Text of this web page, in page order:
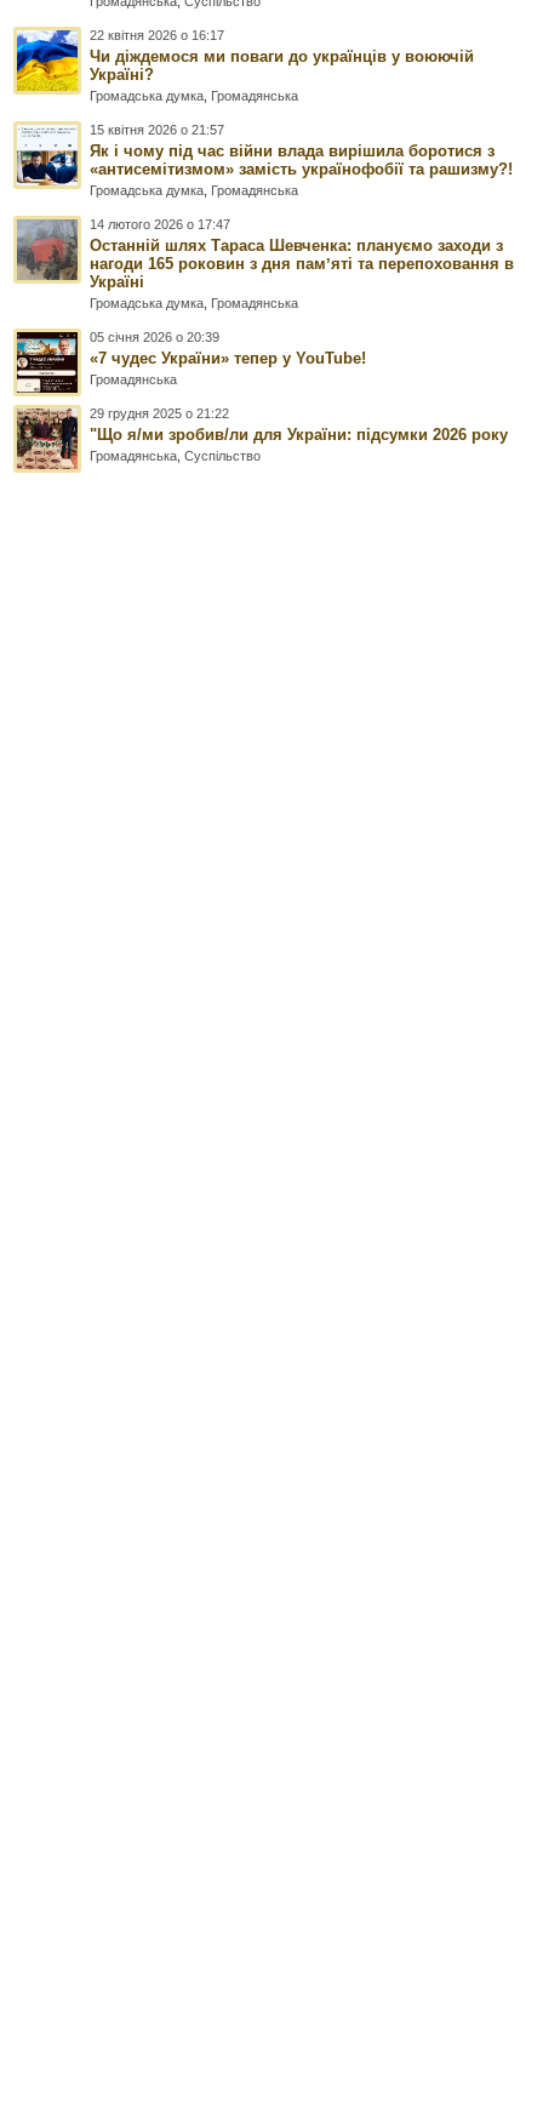
22 квітня 2026 о 16:17
Чи діждемося ми поваги до українців у воюючій
Україні?
Громадська думка Громадянська
15 квітня 2026 о 21:57
Як і чому під час війни влада вирішила боротися з
«антисемітизмом» замість українофобії та рашизму?!
Громадська думка Громадянська
14 лютого 2026 о 17:47
Останній шлях Тараса Шевченка: плануємо заходи з
нагоди 165 роковин з дня памʼяті та перепоховання в
Україні
Громадська думка Громадянська
05 січня 2026 о 20:39
«7 чудес України» тепер у YouTube!
Громадянська
29 грудня 2025 о 21:22
"Що я/ми зробив/ли для України: підсумки 2026 року
Громадянська ,Суспільство